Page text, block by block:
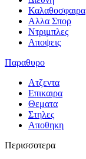
Καλαθοσφαιρα
Αλλα Σπορ
Ντριμπλες
Αποψεις
Παραθυρο
Ατζεντα
Επικαιρα
Θεματα
Στηλες
Αποθηκη
Περισσοτερα